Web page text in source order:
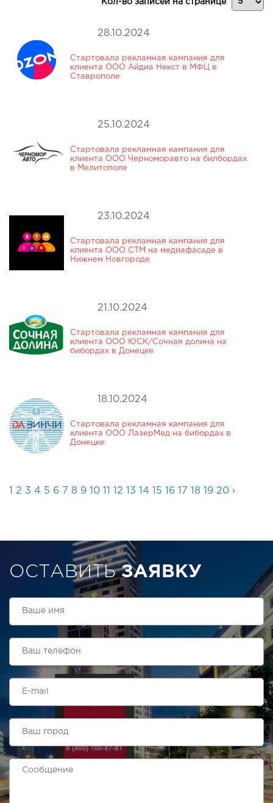
28.10.2024
Стартовала рекламная кампания для
клиента ООО Айдиа Некст в МФЦ в
Ставрополе
25.10.2024
Стартовала рекламная кампания для
клиента ООО Черноморавто на билбордах
в Мелитополе
23.10.2024
Стартовала рекламная кампания для
клиента ООО СТМ на медиафасаде в
Нижнем Новгороде
21.10.2024
Стартовала рекламная кампания для
клиента ООО ЮСК/Сочная долина на
бибордах в Донецке
18.10.2024
Стартовала рекламная кампания для
клиента ООО ЛазерМед на бибордах в
Донецке
1 2 3 4 5 6 7 8 9 10 11 12 13 14 15 16 17 18 19 20 ›
ОСТАВИТЬЗАЯВКУ